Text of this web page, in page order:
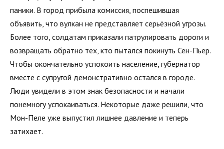
паники. В город прибыла комиссия, поспешившая
объявить, что вулкан не представляет серьёзной угрозы.
Более того, солдатам приказали патрулировать дороги и
возвращать обратно тех, кто пытался покинуть Сен-Пьер.
Чтобы окончательно успокоить население, губернатор
вместе с супругой демонстративно остался в городе.
Люди увидели в этом знак безопасности и начали
понемногу успокаиваться. Некоторые даже решили, что
Мон-Пеле уже выпустил лишнее давление и теперь
затихает.